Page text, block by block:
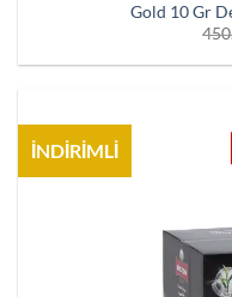
Gold 10 Gr
İNDİRİMLİ